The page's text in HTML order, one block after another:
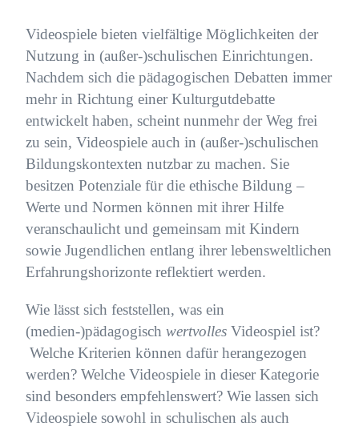
Videospiele bieten vielfältige Möglichkeiten der
Nutzung in (außer-)schulischen Einrichtungen.
Nachdem sich die pädagogischen Debatten immer
mehr in Richtung einer Kulturgutdebatte
entwickelt haben, scheint nunmehr der Weg frei
zu sein, Videospiele auch in (außer-)schulischen
Bildungskontexten nutzbar zu machen. Sie
besitzen Potenziale für die ethische Bildung –
Werte und Normen können mit ihrer Hilfe
veranschaulicht und gemeinsam mit Kindern
sowie Jugendlichen entlang ihrer lebensweltlichen
Erfahrungshorizonte reflektiert werden.
Wie lässt sich feststellen, was ein
(medien-)pädagogisch wertvollesVideospiel ist?
Welche Kriterien können dafür herangezogen
werden? Welche Videospiele in dieser Kategorie
sind besonders empfehlenswert? Wie lassen sich
Videospiele sowohl in schulischen als auch